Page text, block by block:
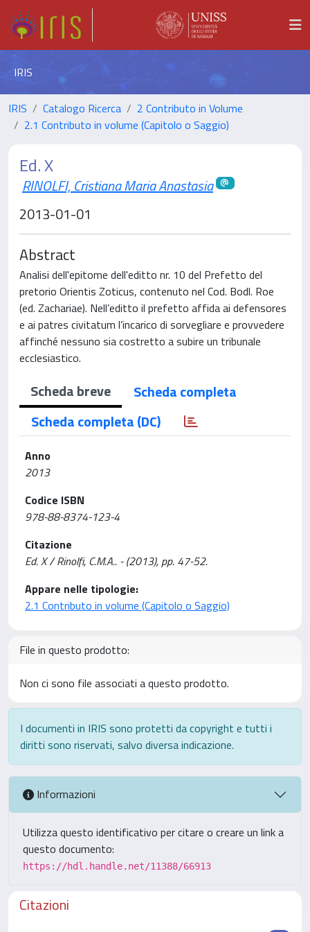
IRIS
IRIS Catalogo Ricerca
2 Contributo in Volume
2.1 Contributo in volume (Capitolo o Saggio)
Ed. X
RINOLFI, Cristiana Maria Anastasia
2013-01-01
Abstract
Analisi dell'epitome dell'editto nr. 10 del Prefetto del
pretorio Orientis Zoticus, contenuto nel Cod. Bodl. Roe
(ed. Zachariae). Nell’editto il prefetto affida ai defensores
e ai patres civitatum l’incarico di sorvegliare e provvedere
affinché nessuno sia costretto a subire un tribunale
ecclesiastico.
Scheda breve
Scheda completa
Scheda completa (DC)
Anno
2013
Codice ISBN
978-88-8374-123-4
Citazione
Ed. X / Rinolfi, C.M.A.. - (2013), pp. 47-52.
Appare nelle tipologie:
2.1 Contributo in volume (Capitolo o Saggio)
File in questo prodotto:
Non ci sono file associati a questo prodotto.
I documenti in IRIS sono protetti da copyright e tutti i
diritti sono riservati, salvo diversa indicazione.
Informazioni
Utilizza questo identificativo per citare o creare un link a
questo documento:
https://hdl.handle.net/11388/66913
Citazioni